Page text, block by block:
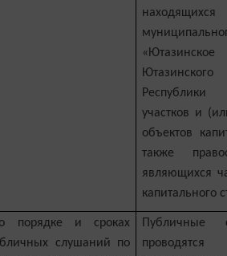
участков и
объектов
также
являющихся
капитального
порядке и сроках
слушаний по
Публичные